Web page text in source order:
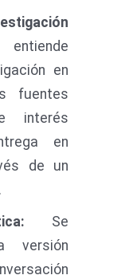
entiende
en
fuentes
interés
en
de un
: Se
versión